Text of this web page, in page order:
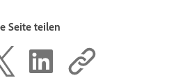
Seite teilen